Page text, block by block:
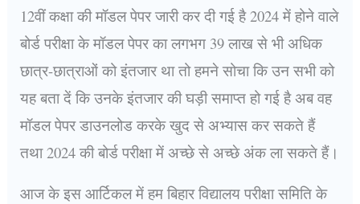
12वीं कक्षा की मॉडल पेपर जारी कर दी गई है 2024 में होने वाले
बोर्ड परीक्षा के मॉडल पेपर का लगभग 39 लाख से भी अधिक
छात्र-छात्राओं को इंतजार था तो हमने सोचा कि उन सभी को
यह बता दें कि उनके इंतजार की घड़ी समाप्त हो गई है अब वह
मॉडल पेपर डाउनलोड करके खुद से अभ्यास कर सकते हैं
तथा 2024 की बोर्ड परीक्षा में अच्छे से अच्छे अंक ला सकते हैं।
आज के इस आर्टिकल में हम बिहार विद्यालय परीक्षा समिति के